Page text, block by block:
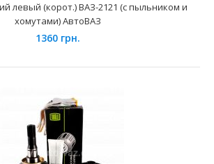
левый (корот.) ВАЗ-2121 (с пыльником и
хомутами) АвтоВАЗ
1360 грн.